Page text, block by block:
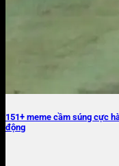
151+ meme cầm súng cực
động